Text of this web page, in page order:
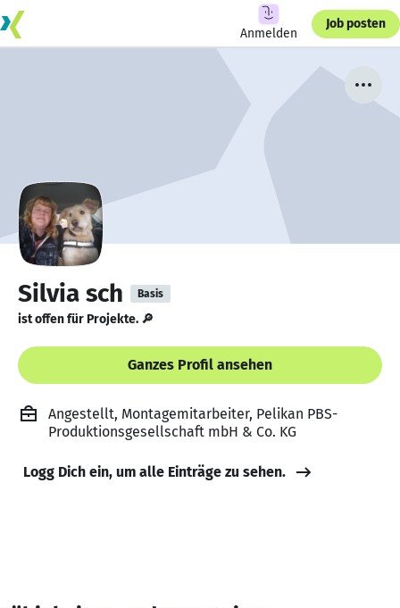
Anmelden
Job posten
Silvia sch Basis
ist offen für Projekte. 🔎
Ganzes Profil ansehen
Angestellt, Montagemitarbeiter, Pelikan PBS-
Produktionsgesellschaft mbH & Co. KG
Logg Dich ein, um alle Einträge zu sehen.